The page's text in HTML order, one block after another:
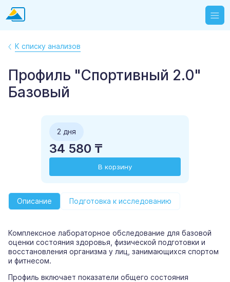
К списку анализов
Профиль "Спортивный 2.0"
Базовый
2 дня
34 580 ₸
В корзину
Описание Подготовка к исследованию
Комплексное лабораторное обследование для базовой
оценки состояния здоровья, физической подготовки и
восстановления организма у лиц, занимающихся спортом
и фитнесом.
Профиль включает показатели общего состояния